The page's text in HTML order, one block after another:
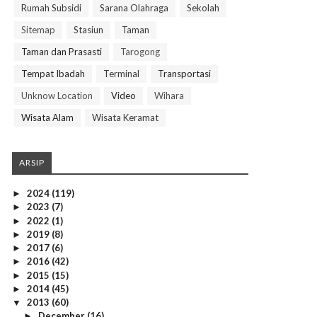
Rumah Subsidi
Sarana Olahraga
Sekolah
Sitemap
Stasiun
Taman
Taman dan Prasasti
Tarogong
Tempat Ibadah
Terminal
Transportasi
Unknow Location
Video
Wihara
Wisata Alam
Wisata Keramat
ARSIP
► 2024 (119)
► 2023 (7)
► 2022 (1)
► 2019 (8)
► 2017 (6)
► 2016 (42)
► 2015 (15)
► 2014 (45)
▼ 2013 (60)